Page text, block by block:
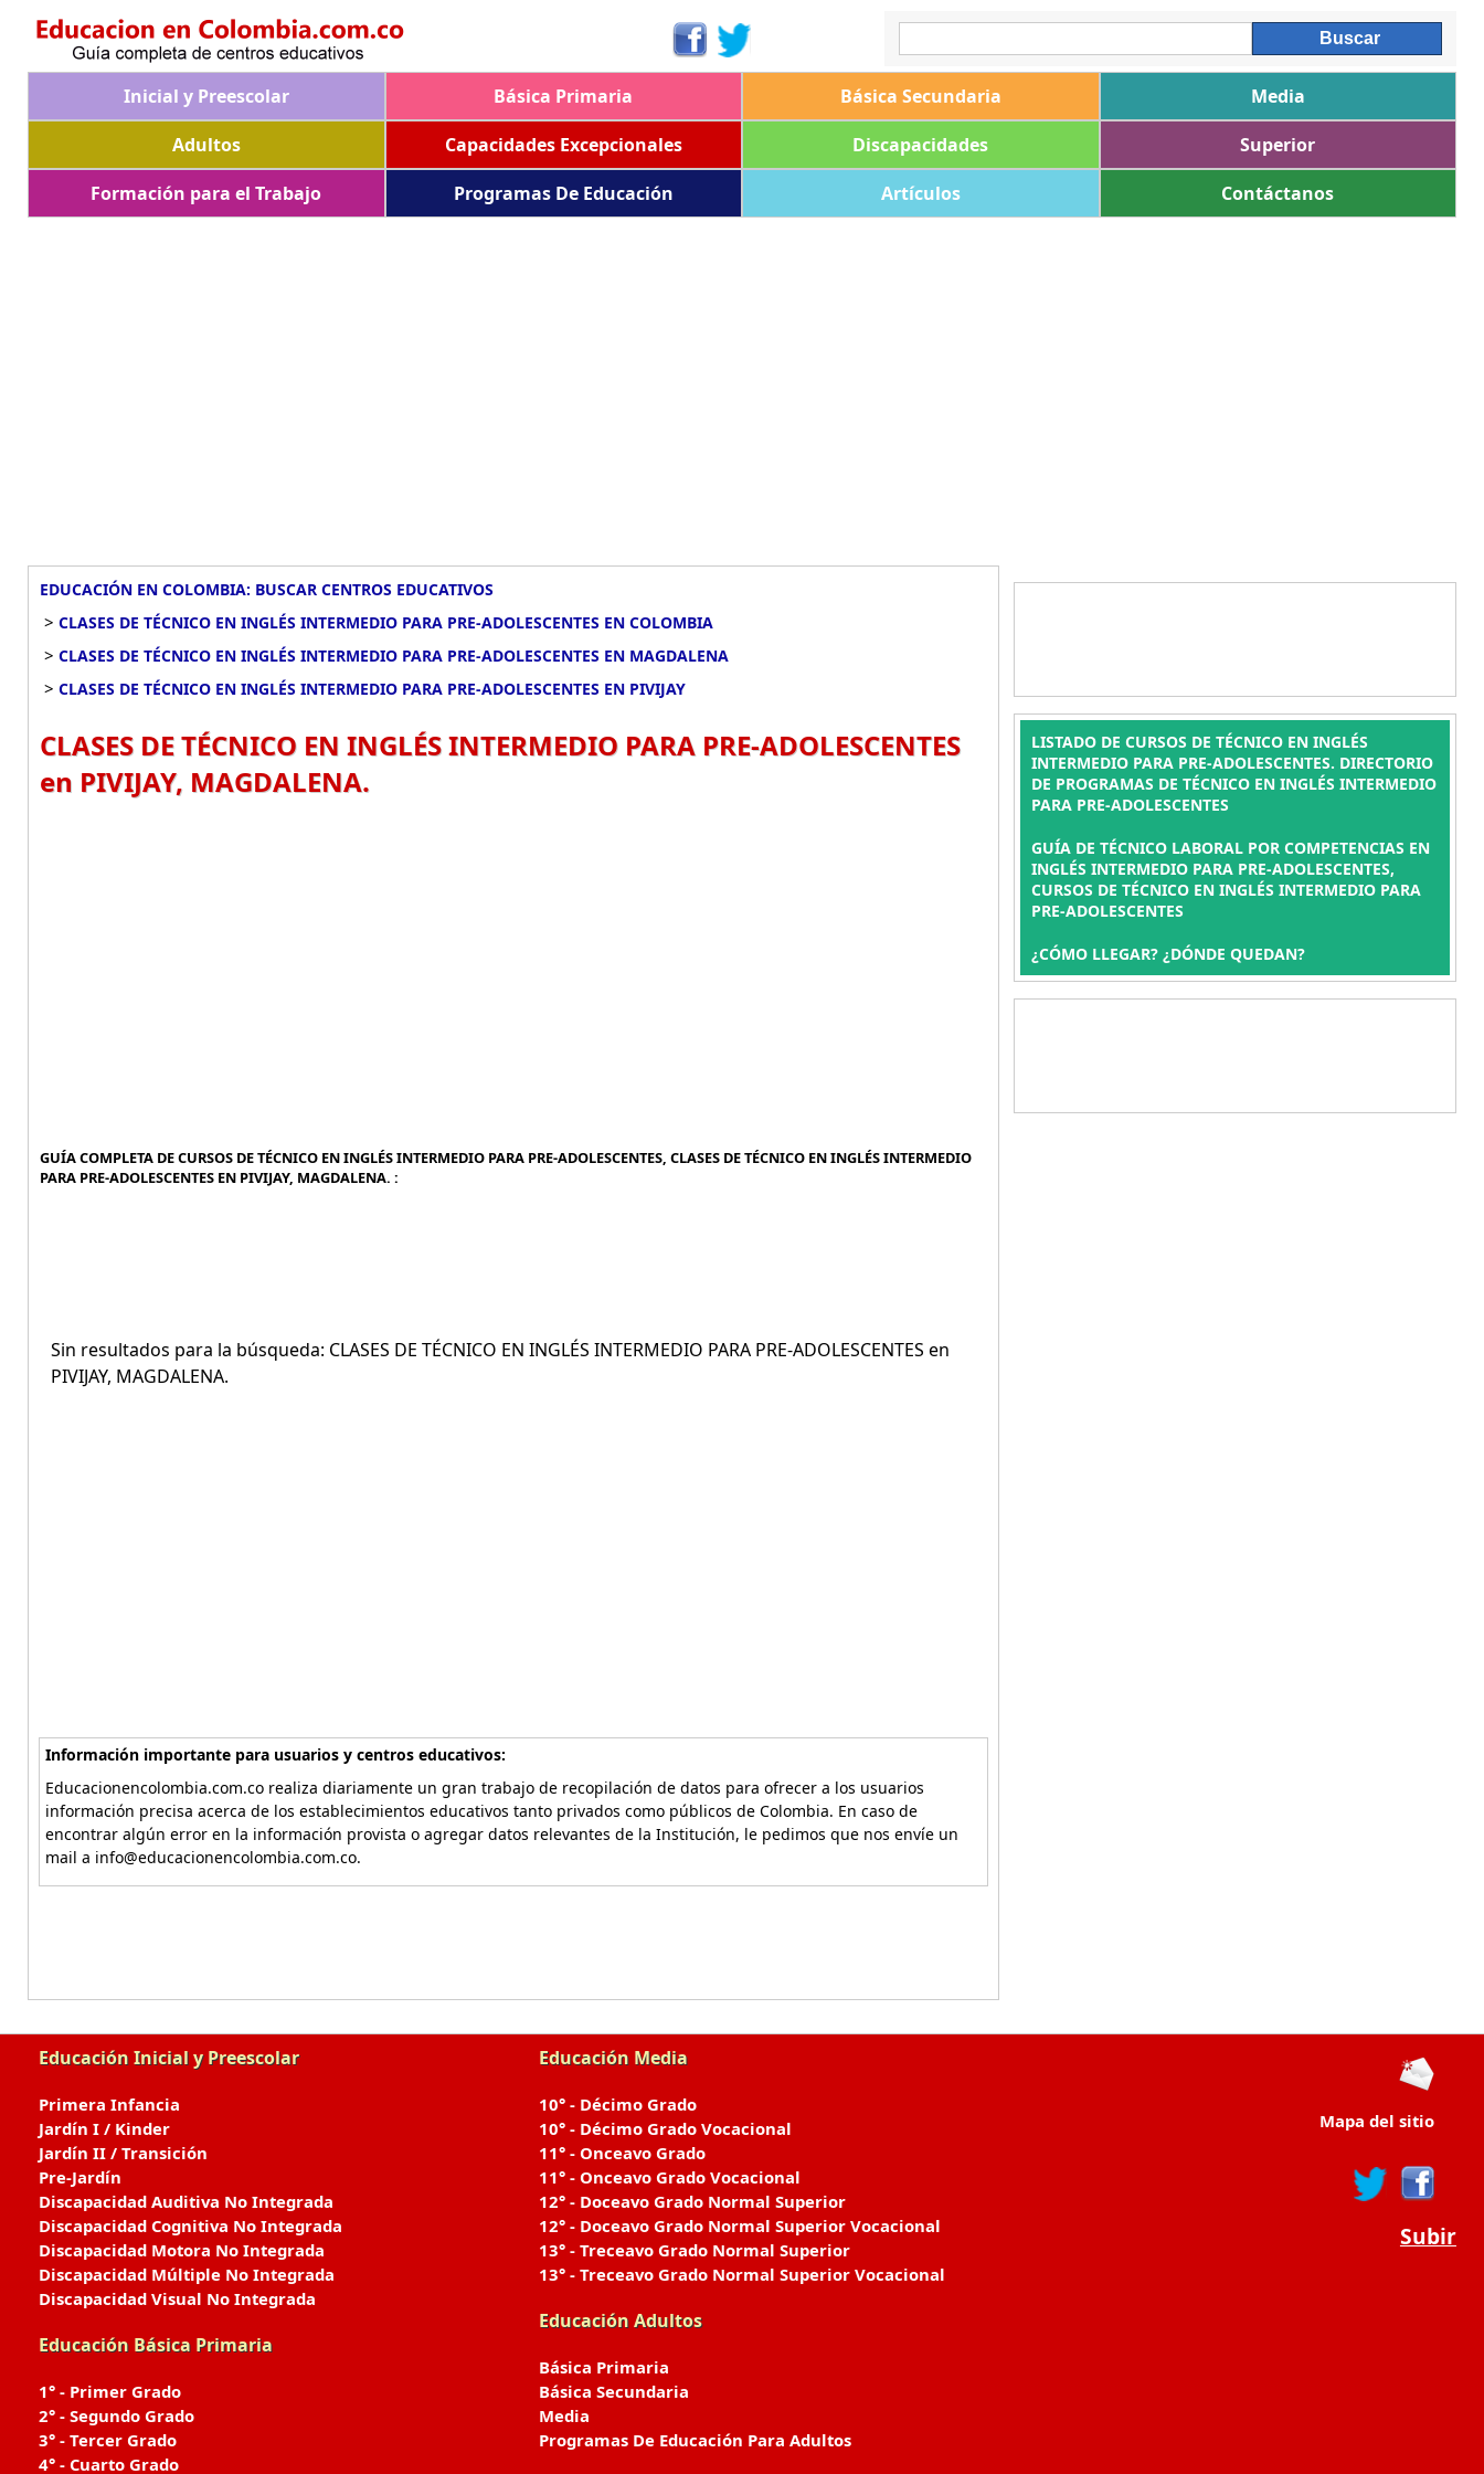
Inicial y Preescolar Básica Primaria Básica Secundaria
Media
Adultos
Capacidades Excepcionales Discapacidades
Superior
Formación para el Trabajo
Programas De Educación Artículos Contáctanos
EDUCACIÓN EN COLOMBIA: BUSCAR CENTROS EDUCATIVOS
> CLASES DE TÉCNICO EN INGLÉS INTERMEDIO PARA PRE-ADOLESCENTES EN COLOMBIA
> CLASES DE TÉCNICO EN INGLÉS INTERMEDIO PARA PRE-ADOLESCENTES EN MAGDALENA
> CLASES DE TÉCNICO EN INGLÉS INTERMEDIO PARA PRE-ADOLESCENTES EN PIVIJAY
CLASES DE TÉCNICO EN INGLÉS INTERMEDIO PARA PRE-ADOLESCENTES
en PIVIJAY, MAGDALENA.
GUÍA COMPLETA DE CURSOS DE TÉCNICO EN INGLÉS INTERMEDIO PARA PRE-ADOLESCENTES, CLASES DE TÉCNICO EN INGLÉS INTERMEDIO
PARA PRE-ADOLESCENTES EN PIVIJAY, MAGDALENA. :
Sin resultados para la búsqueda: CLASES DE TÉCNICO EN INGLÉS INTERMEDIO PARA PRE-ADOLESCENTES en
PIVIJAY, MAGDALENA.
Información importante para usuarios y centros educativos:
Educacionencolombia.com.co realiza diariamente un gran trabajo de recopilación de datos para ofrecer a los usuarios
información precisa acerca de los establecimientos educativos tanto privados como públicos de Colombia. En caso de
encontrar algún error en la información provista o agregar datos relevantes de la Institución, le pedimos que nos envíe un
mail a info@educacionencolombia.com.co.
LISTADO DE CURSOS DE TÉCNICO EN INGLÉS
INTERMEDIO PARA PRE-ADOLESCENTES. DIRECTORIO
DE PROGRAMAS DE TÉCNICO EN INGLÉS INTERMEDIO
PARA PRE-ADOLESCENTES
GUÍA DE TÉCNICO LABORAL POR COMPETENCIAS EN
INGLÉS INTERMEDIO PARA PRE-ADOLESCENTES,
CURSOS DE TÉCNICO EN INGLÉS INTERMEDIO PARA
PRE-ADOLESCENTES
¿CÓMO LLEGAR? ¿DÓNDE QUEDAN?
Educación Inicial y Preescolar
Primera Infancia
Jardín I / Kinder
Jardín II / Transición
Pre-Jardín
Discapacidad Auditiva No Integrada
Discapacidad Cognitiva No Integrada
Discapacidad Motora No Integrada
Discapacidad Múltiple No Integrada
Discapacidad Visual No Integrada
Educación Básica Primaria
1° - Primer Grado
2° - Segundo Grado
3° - Tercer Grado
4° - Cuarto Grado
Educación Media
10° - Décimo Grado
10° - Décimo Grado Vocacional
11° - Onceavo Grado
11° - Onceavo Grado Vocacional
12° - Doceavo Grado Normal Superior
12° - Doceavo Grado Normal Superior Vocacional
13° - Treceavo Grado Normal Superior
13° - Treceavo Grado Normal Superior Vocacional
Educación Adultos
Básica Primaria
Básica Secundaria
Media
Programas De Educación Para Adultos
Mapa del sitio
Subir